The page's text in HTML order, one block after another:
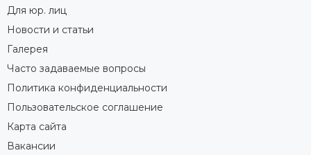
лабораториях на месте исследований.
Проведении гравиметрических испытаний на
производствах и в ломбардах.
Фасовке в ручном режиме штучных товаров,
имеющих высокую стоимость.
Подготовке реактивов в химических лабораториях для
дальнейшего смешивания.
Для юр. лиц
Новости и статьи
Галерея
Часто задаваемые вопросы
Политика конфиденциальности
Пользовательское соглашение
Карта сайта
Вакансии